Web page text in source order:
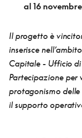
al 16 novembre
Il progetto è
inserisce
Capitale - Ufficio di
Partecipazione
protagonismo
il supporto